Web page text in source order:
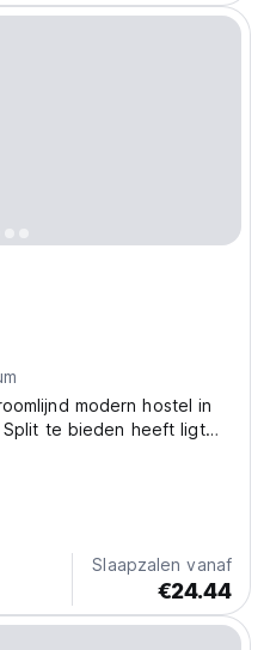
modern hostel in
te bieden heeft ligt
door UNESCO
Ons personeel
Slaapzalen vanaf
€24.44